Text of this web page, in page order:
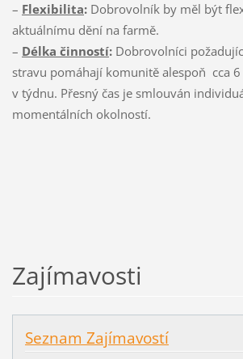
– Flexibilita:Dobrovolník by měl být
aktuálnímu dění na farmě.
– Délka činností:Dobrovolníci
stravu pomáhají komunitě alespoň cca
v týdnu. Přesný čas je smlouván
momentálních okolností.
Zajímavosti
Seznam Zajímavostí